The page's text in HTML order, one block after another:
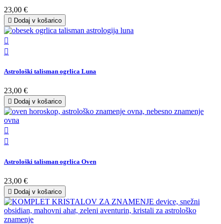
23,00 €
 Dodaj v košarico


Astrološki talisman ogrlica Luna
23,00 €
 Dodaj v košarico


Astrološki talisman ogrlica Oven
23,00 €
 Dodaj v košarico